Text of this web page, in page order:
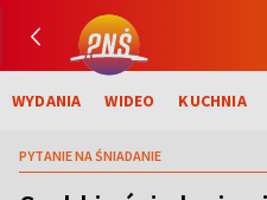
WYDANIA WIDEO KUCHNIA
PYTANIE NA ŚNIADANIE